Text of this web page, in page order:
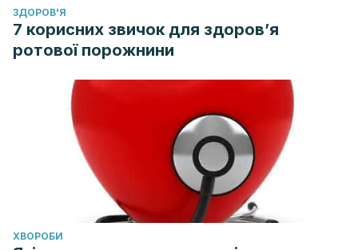
ЗДОРОВ'Я
7 корисних звичок для здоров’я
ротової порожнини
ХВОРОБИ